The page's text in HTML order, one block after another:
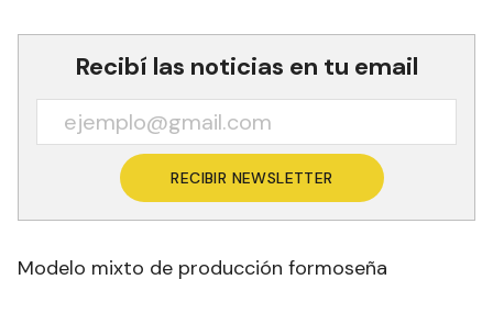
Recibí las noticias en tu email
RECIBIR NEWSLETTER
Modelo mixto de producción formoseña